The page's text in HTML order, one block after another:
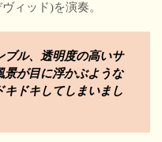
ィッド)を演奏。
ブル、透明度の高いサ
景が目に浮かぶような
ドキしてしまいまし